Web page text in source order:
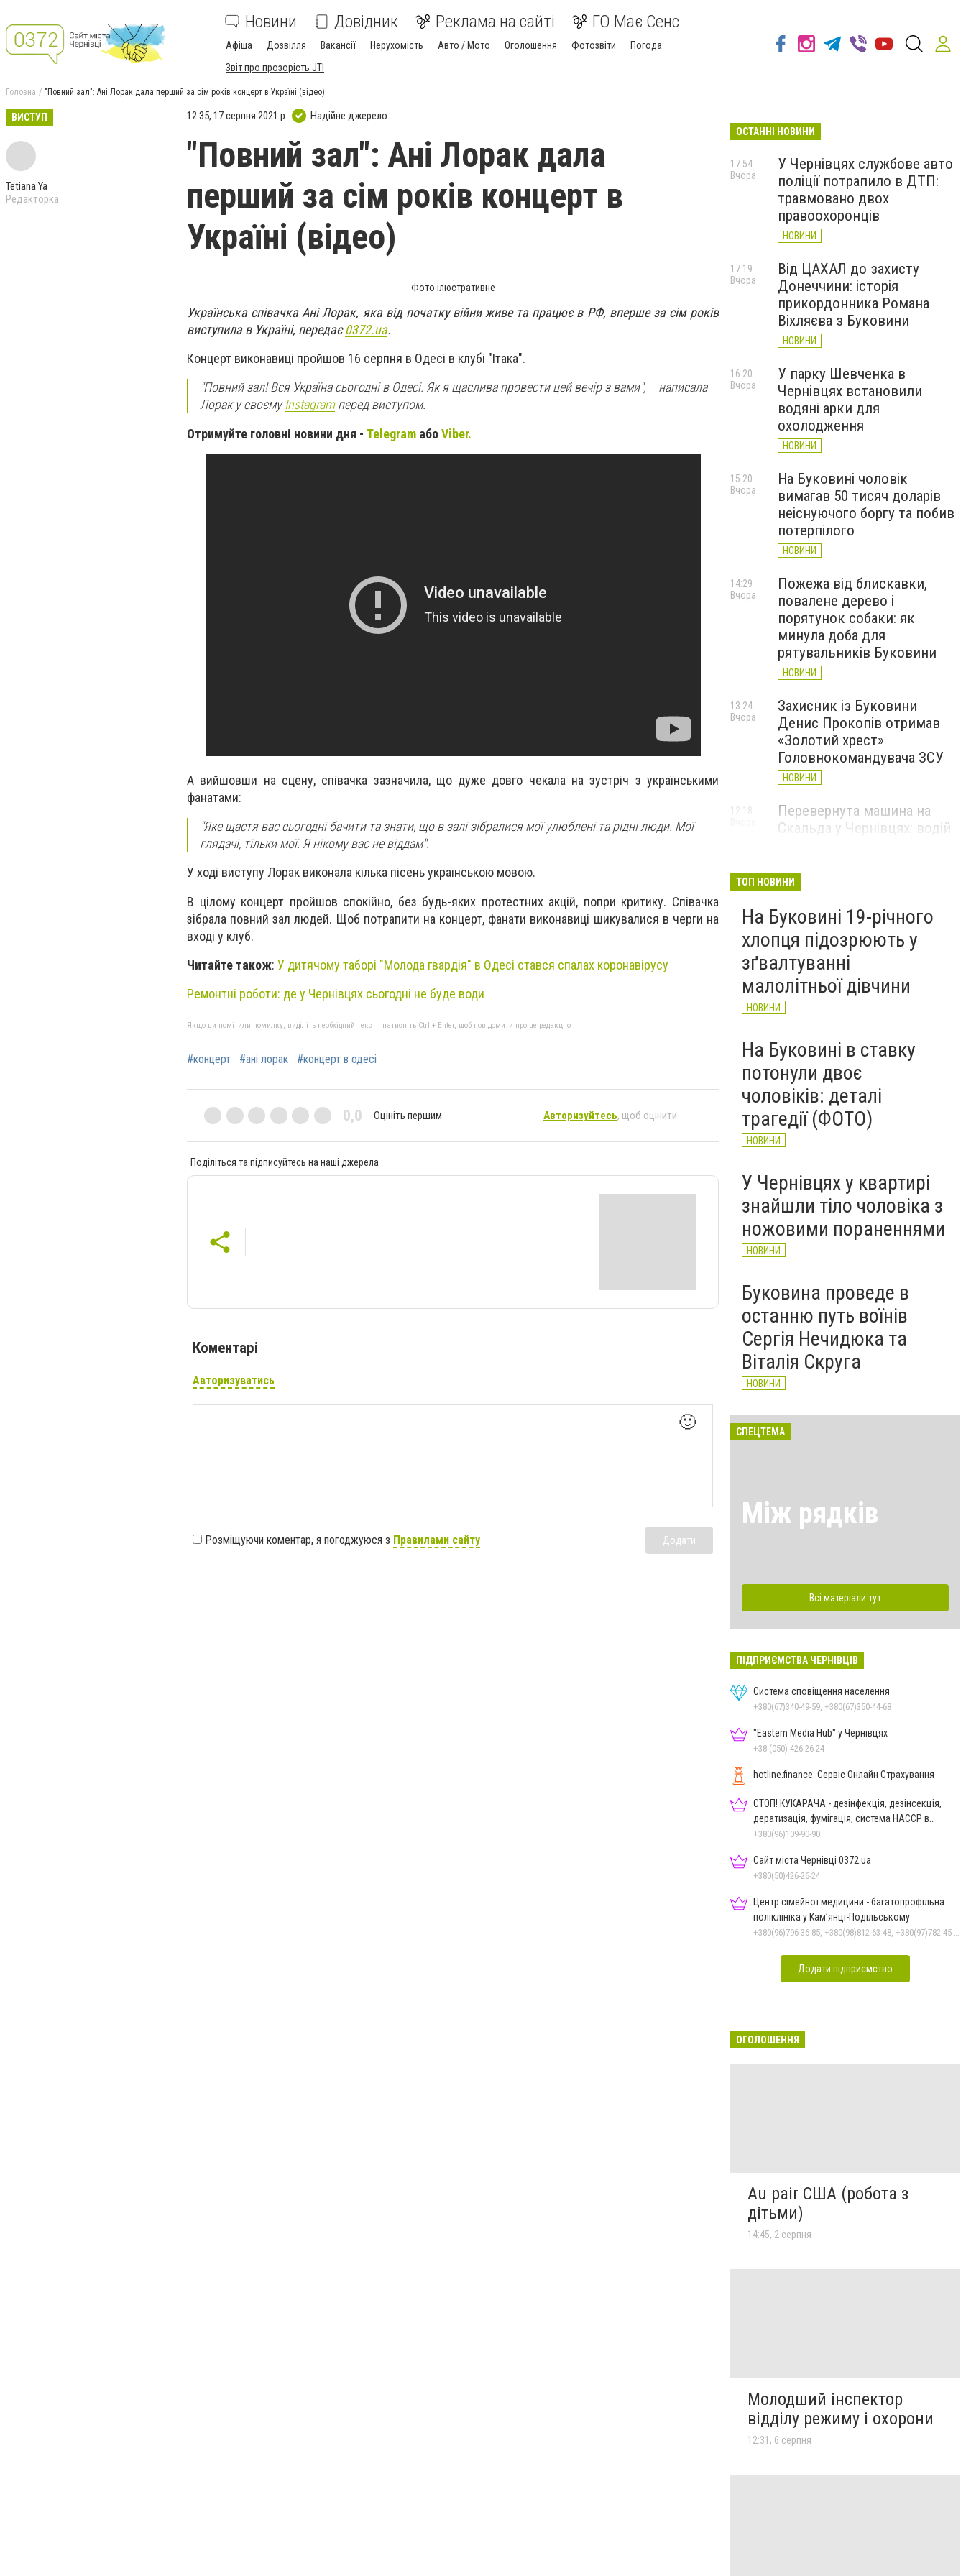
Новини Довідник Реклама на сайті ГО Має Сенс
Афіша Дозвілля Вакансії Нерухомість Авто / Мото Оголошення Фотозвіти
Погода
Звіт про прозорість JTI
Головна "Повний зал": Ані Лорак дала перший за сім років концерт в Україні (відео)
ВИСТУП
Tetiana Ya
Редакторка
12:35, 17 серпня 2021 р. Надійне джерело
"Повний зал": Ані Лорак дала
перший за сім років концерт в
Україні (відео)
Фото ілюстративне
Українська співачка Ані Лорак, яка від початку війни живе та працює в РФ, вперше за сім років
виступила в Україні, передає0372.ua.
Концерт виконавиці пройшов 16 серпня в Одесі в клубі "Ітака".
"Повний зал! Вся Україна сьогодні в Одесі. Як я щаслива провести цей вечір з вами", – написала
Лорак у своємуInstagramперед виступом.
Отримуйте головні новини дня - Telegram абоViber.
А вийшовши на сцену, співачка зазначила, що дуже довго чекала на зустріч з українськими
фанатами:
"Яке щастя вас сьогодні бачити та знати, що в залі зібралися мої улюблені та рідні люди. Мої
глядачі, тільки мої. Я нікому вас не віддам".
У ході виступу Лорак виконала кілька пісень українською мовою.
В цілому концерт пройшов спокійно, без будь-яких протестних акцій, попри критику. Співачка
зібрала повний зал людей. Щоб потрапити на концерт, фанати виконавиці шикувалися в черги на
вході у клуб.
Читайте також: У дитячому таборі "Молода гвардія" в Одесі стався спалах коронавірусу
Ремонтні роботи: де у Чернівцях сьогодні не буде води
Якщо ви помітили помилку, виділіть необхідний текст і натисніть Ctrl + Enter, щоб повідомити про це редакцію
#концерт #ані лорак #концерт в одесі
0,0 Оцініть першим Авторизуйтесь, щоб оцінити
Поділіться та підписуйтесь на наші джерела
Коментарі
Авторизуватись
🙂
Розміщуючи коментар, я погоджуюся з Правилами сайту Додати
ОСТАННІ НОВИНИ
У Чернівцях службове авто
поліції потрапило в ДТП:
травмовано двох
правоохоронців
НОВИНИ
17:54
Вчора
Від ЦАХАЛ до захисту
Донеччини: історія
прикордонника Романа
Віхляєва з Буковини
НОВИНИ
17:19
Вчора
У парку Шевченка в
Чернівцях встановили
водяні арки для
охолодження
НОВИНИ
16:20
Вчора
На Буковині чоловік
вимагав 50 тисяч доларів
неіснуючого боргу та побив
потерпілого
НОВИНИ
15:20
Вчора
Пожежа від блискавки,
повалене дерево і
порятунок собаки: як
минула доба для
рятувальників Буковини
НОВИНИ
14:29
Вчора
Захисник із Буковини
Денис Прокопів отримав
«Золотий хрест»
Головнокомандувача ЗСУ
НОВИНИ
13:24
Вчора
Перевернута машина на
Скальда у Чернівцях: водій
12:18
зафіксували новий
історичний температурний
максимум
НОВИНИ
Вчора
ТОП НОВИНИ
На Буковині 19-річного
хлопця підозрюють у
зґвалтуванні
малолітньої дівчини
НОВИНИ
На Буковині в ставку
потонули двоє
чоловіків: деталі
трагедії (ФОТО)
НОВИНИ
У Чернівцях у квартирі
знайшли тіло чоловіка з
ножовими пораненнями
НОВИНИ
Буковина проведе в
останню путь воїнів
Сергія Нечидюка та
Віталія Скруга
НОВИНИ
СПЕЦТЕМА
Між рядків
Всі матеріали тут
ПІДПРИЄМСТВА ЧЕРНІВЦІВ
Система сповіщення населення
+380(67)340-49-59, +380(67)350-44-68
"Eastern Media Hub" у Чернівцях
+38 (050) 426 26 24
hotline.finance: Сервіс Онлайн Страхування
СТОП! КУКАРАЧА - дезінфекція, дезінсекція,
дератизація, фумігація, система HACCP в
Чернівцях
+380(96)109-90-90
Сайт міста Чернівці 0372.ua
+380(50)426-26-24
Центр сімейної медицини - багатопрофільна
поліклініка у Кам’янці-Подільському
Додати підприємство
ОГОЛОШЕННЯ
Au pair США (робота з
дітьми)
14:45, 2 серпня
Молодший інспектор
відділу режиму і охорони
12:31, 6 серпня